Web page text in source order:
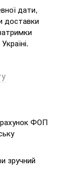
дати,
доставки
рахунок ФОП
зручний